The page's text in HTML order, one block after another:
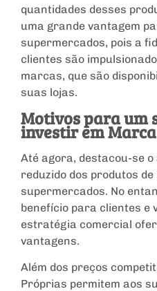
quantidades desses
uma grande vantagem
supermercados, pois a
clientes são
marcas, que são
suas lojas.
Motivos para um
investir em
Até agora, destacou-se
reduzido dos produtos
supermercados. No
benefício para clientes e
estratégia comercial
vantagens.
Além dos preços
Próprias permitem aos